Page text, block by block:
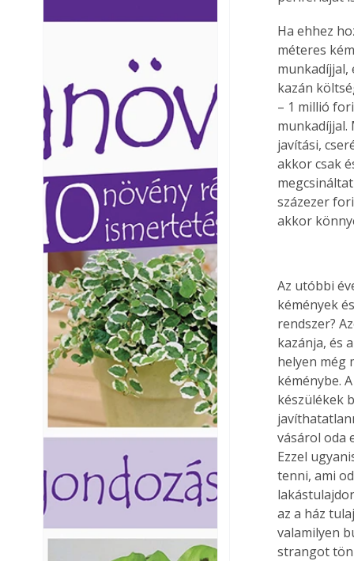
Laptapir kényelmes
mert: – t
Ha ehhez
méteres
munkadíjjal,
kazán
– 1 millió
munkadíjjal.
javítási,
akkor csak
százezer
akkor
Az utóbbi
kémények
rendszer?
kazánja, és
helyen még
kéménybe.
készülékek
vásárol oda
Ezzel
tenni, ami
az a ház
valamilyen
strangot